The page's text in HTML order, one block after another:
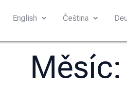
English Čeština
Měsíc: